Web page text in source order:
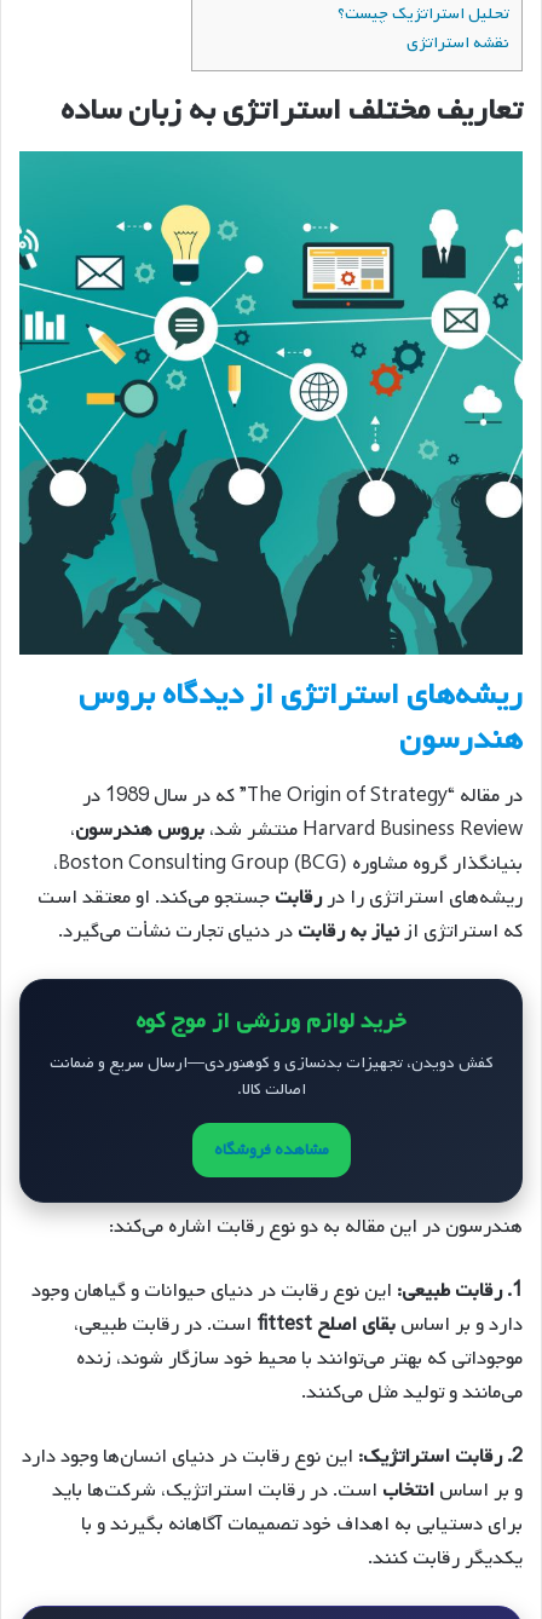
تحلیل استراتژیک چیست؟
نقشه استراتژی
تعاریف مختلف استراتژی به زبان ساده
ریشه‌های استراتژی از دیدگاه بروس
هندرسون
در مقاله “The Origin of Strategy” که در سال 1989 در
Harvard Business Review منتشر شد،
بروس هندرسون،
بنیانگذار گروه مشاوره Boston Consulting Group (BCG)،
ریشه‌های استراتژی را دررقابتجستجو می‌کند. او معتقد است
که استراتژی ازنیاز به رقابتدر دنیای تجارت نشأت می‌گیرد.
خرید لوازم ورزشی از موج کوه
کفش دویدن، تجهیزات بدنسازی و کوهنوردی—ارسال سریع و ضمانت
اصالت کالا.
مشاهده فروشگاه
هندرسون در این مقاله به دو نوع رقابت اشاره می‌کند:
1. رقابت طبیعی:
این نوع رقابت در دنیای حیوانات و گیاهان وجود
دارد و بر اساسبقای اصلح fittest
است. در رقابت طبیعی،
موجوداتی که بهتر می‌توانند با محیط خود سازگار شوند، زنده
می‌مانند و تولید مثل می‌کنند.
2. رقابت استراتژیک:
این نوع رقابت در دنیای انسان‌ها وجود دارد
و بر اساسانتخاب است. در رقابت استراتژیک، شرکت‌ها باید
برای دستیابی به اهداف خود تصمیمات آگاهانه بگیرند و با
یکدیگر رقابت کنند.